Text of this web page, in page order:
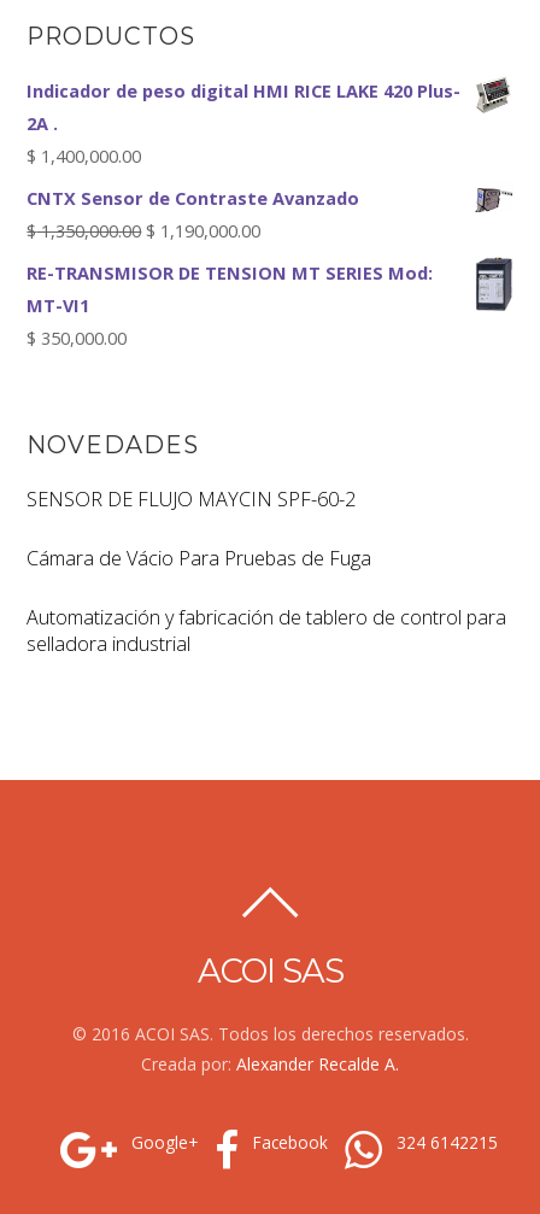
PRODUCTOS
Indicador de peso digital HMI RICE LAKE 420 Plus-
2A .
$ 1,400,000.00
CNTX Sensor de Contraste Avanzado
$1,350,000.00 $ 1,190,000.00
RE-TRANSMISOR DE TENSION MT SERIES Mod:
MT-VI1
$ 350,000.00
NOVEDADES
SENSOR DE FLUJO MAYCIN SPF-60-2
Cámara de Vácio Para Pruebas de Fuga
Automatización y fabricación de tablero de control para
selladora industrial
ACOI SAS
© 2016 ACOI SAS. Todos los derechos reservados.
Creada por: Alexander Recalde A.
Google+ Facebook 324 6142215